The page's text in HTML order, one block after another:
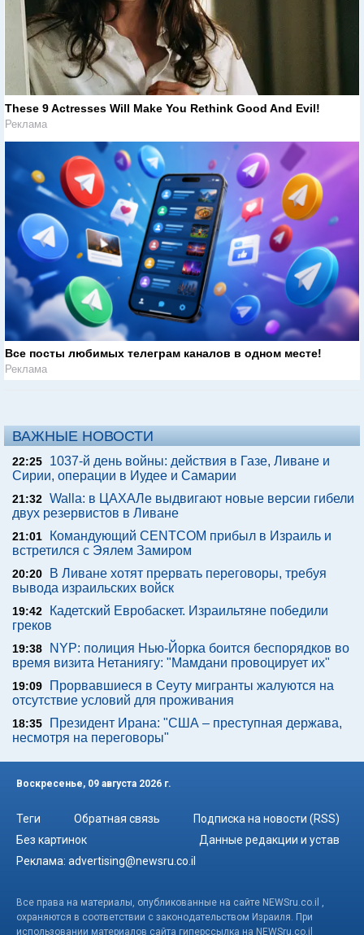
These 9 Actresses Will Make You Rethink Good And Evil!
Реклама
Все посты любимых телеграм каналов в одном месте!
Реклама
ВАЖНЫЕ НОВОСТИ
22:25
1037-й день войны: действия в Газе, Ливане и
Сирии, операции в Иудее и Самарии
21:32 Walla: в ЦАХАЛе выдвигают новые версии гибели
двух резервистов в Ливане
21:01
Командующий CENTCOM прибыл в Израиль и
встретился с Эялем Замиром
20:20
В Ливане хотят прервать переговоры, требуя
вывода израильских войск
19:42
Кадетский Евробаскет. Израильтяне победили
греков
19:38
NYP: полиция Нью-Йорка боится беспорядков во
время визита Нетаниягу: "Мамдани провоцирует их"
19:09
Прорвавшиеся в Сеуту мигранты жалуются на
отсутствие условий для проживания
18:35
Президент Ирана: "США – преступная держава,
несмотря на переговоры"
Воскресенье, 09 августа 2026 г.
Теги Обратная связь
Подписка на новости (RSS)
Без картинок
Данные редакции и устав
Реклама: advertising@newsru.co.il
Все права на материалы, опубликованные на сайте NEWSru.co.il ,
охраняются в соответствии с законодательством Израиля. При
использовании материалов сайта гиперссылка на NEWSru.co.il